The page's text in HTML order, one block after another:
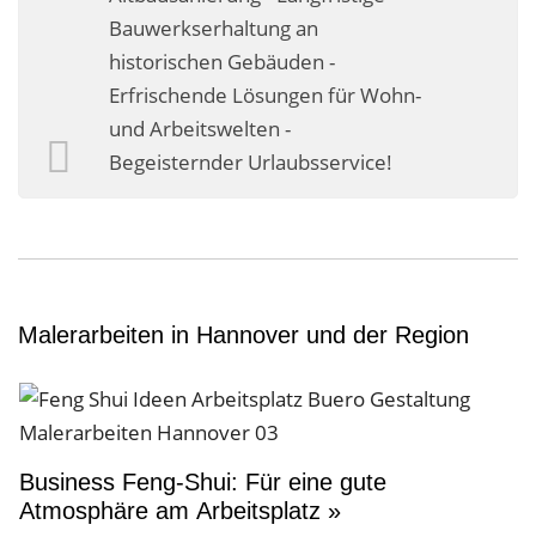
Kontakt
Navigation schließen
Bauwerkserhaltung an
historischen Gebäuden -
Erfrischende Lösungen für Wohn-
und Arbeitswelten -
Begeisternder Urlaubsservice!
Malerarbeiten in Hannover und der Region
Business Feng-Shui: Für eine gute
Atmosphäre am Arbeitsplatz »